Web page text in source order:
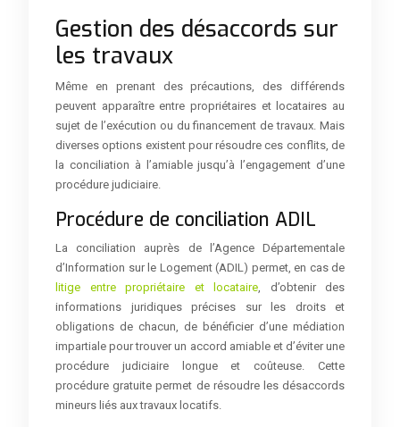
Gestion des désaccords sur
les travaux
Même en prenant des précautions, des différends
peuvent apparaître entre propriétaires et locataires au
sujet de l’exécution ou du financement de travaux. Mais
diverses options existent pour résoudre ces conflits, de
la conciliation à l’amiable jusqu’à l’engagement d’une
procédure judiciaire.
Procédure de conciliation ADIL
La conciliation auprès de l’Agence Départementale
d’Information sur le Logement (ADIL) permet, en cas de
litige entre propriétaire et locataire, d’obtenir des
informations juridiques précises sur les droits et
obligations de chacun, de bénéficier d’une médiation
impartiale pour trouver un accord amiable et d’éviter une
procédure judiciaire longue et coûteuse. Cette
procédure gratuite permet de résoudre les désaccords
mineurs liés aux travaux locatifs.